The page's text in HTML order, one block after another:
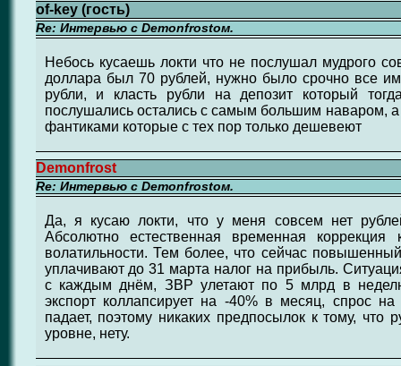
of-key (гость)
Re: Интервью с Demonfrostом.
Небось кусаешь локти что не послушал мудрого
доллара был 70 рублей, нужно было срочно все
рубли, и класть рубли на депозит который
послушались остались с самым большим наваром,
фантиками которые с тех пор только дешевеют
Demonfrost
Re: Интервью с Demonfrostом.
Да, я кусаю локти, что у меня совсем нет
Абсолютно естественная временная
волатильности. Тем более, что сейчас
уплачивают до 31 марта налог на прибыль.
с каждым днём, ЗВР улетают по 5 млрд в
экспорт коллапсирует на -40% в месяц, спрос на
падает, поэтому никаких предпосылок к тому, что
уровне, нету.